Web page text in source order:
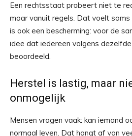
Een rechtsstaat probeert niet te
maar vanuit regels. Dat voelt
is ook een bescherming: voor de
idee dat iedereen volgens
beoordeeld.
Herstel is lastig, maar
onmogelijk
Mensen vragen vaak: kan iemand
normaal leven. Dat hangt af van